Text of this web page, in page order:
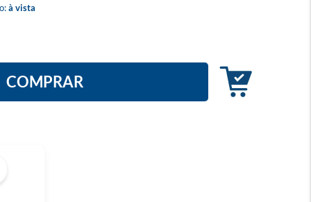
à vista
COMPRAR